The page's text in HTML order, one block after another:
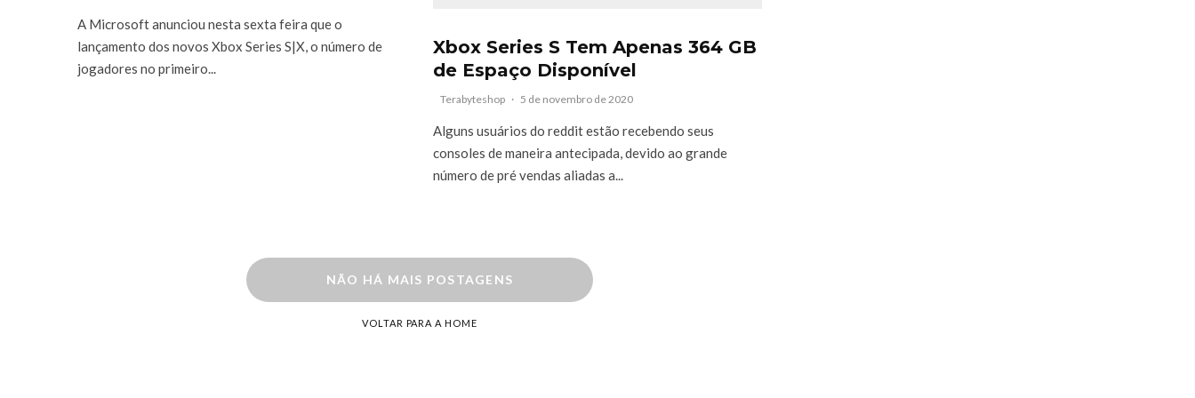
A Microsoft anunciou nesta sexta feira que o
lançamento dos novos Xbox Series S|X, o número de
jogadores no primeiro...
Xbox Series S Tem Apenas 364 GB
de Espaço Disponível
Terabyteshop · 5 de novembro de 2020
Alguns usuários do reddit estão recebendo seus
consoles de maneira antecipada, devido ao grande
número de pré vendas aliadas a...
NÃO HÁ MAIS POSTAGENS
VOLTAR PARA A HOME